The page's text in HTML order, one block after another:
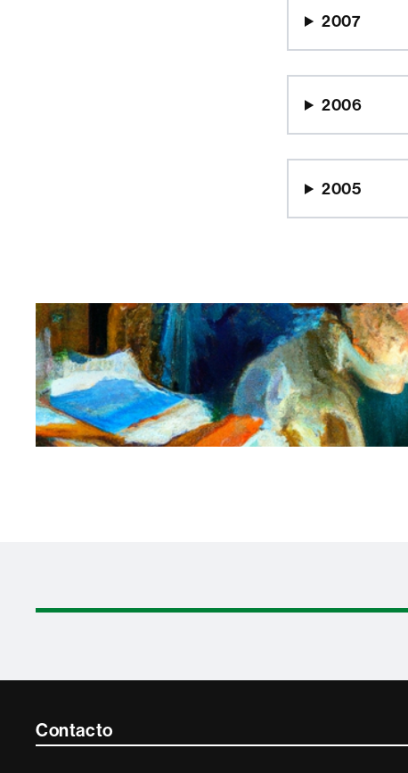
2007
2006
2005
Contacte
Contacto